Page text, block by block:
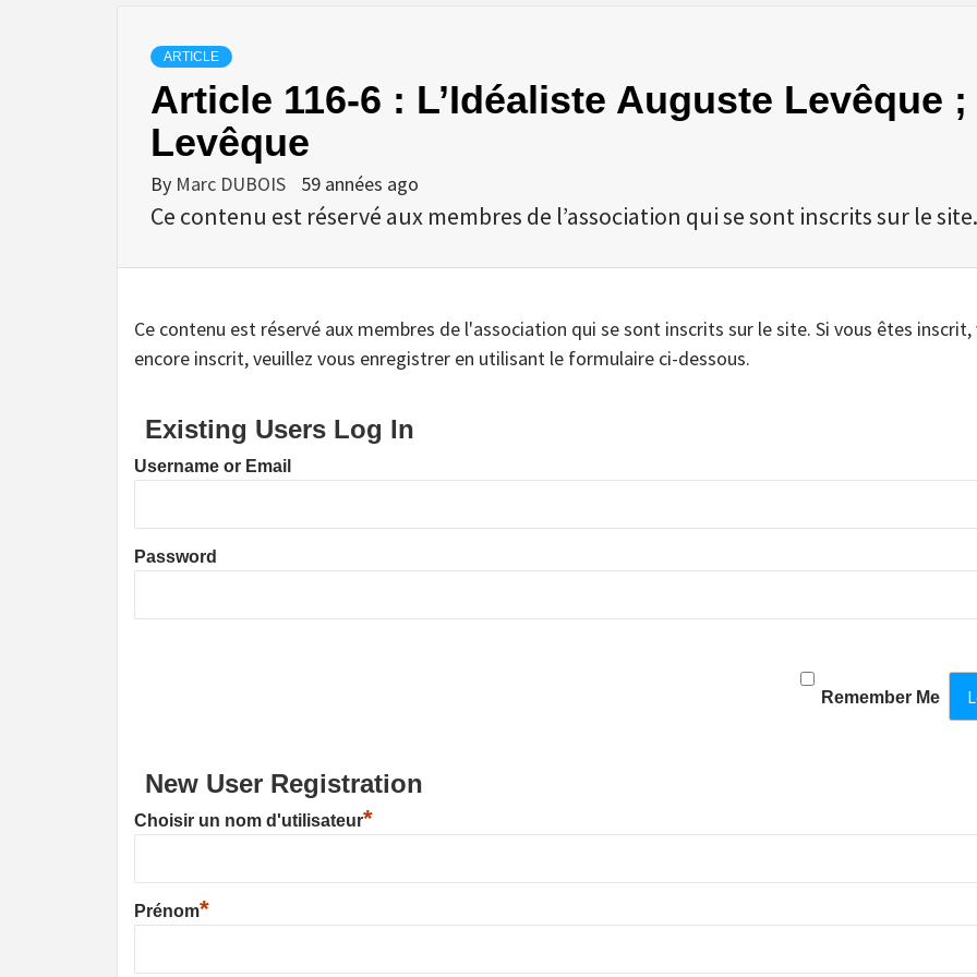
ARTICLE
Article 116-6 : L’Idéaliste Auguste Levêque
Levêque
By Marc DUBOIS 59 années ago
Ce contenu est réservé aux membres de l’association qui se sont inscrits sur le site.
Ce contenu est réservé aux membres de l'association qui se sont inscrits sur le site. Si vous êtes
encore inscrit, veuillez vous enregistrer en utilisant le formulaire ci-dessous.
Existing Users Log In
Username or Email
Password
Remember Me
New User Registration
Choisir un nom d'utilisateur*
Prénom*